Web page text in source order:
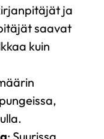
ja
saavat
kuin